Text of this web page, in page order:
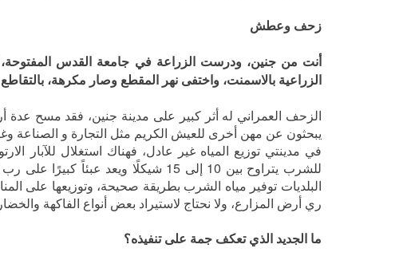
زحف وعطش
أنت من جنين، ودرست الزراعة في جامعة القدس
الزراعية بالاسمنت، واختفى نهر المقطع وصار مكرهة،
الزحف العمراني له أثر كبير على مدينة جنين، فقد مسح عدة
يبحثون عن مهن أخرى للعيش الكريم مثل التجارة و الصناعة
في مدينتي توزيع المياه غير عادل، فهناك استغلال للآبار
للشرب يتراوح بين 10 إلى 15 شيكلًا
البلديات توفير مياه الشرب بطريقة صحيحة، وتوزيعها على
ري أرض المزارع، ولا نحتاج لاستيراد بعض أنواع الفاكهة
ما الجديد الذي تعكف جمة على تنفيذه؟